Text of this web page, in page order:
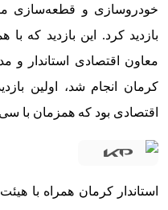
خودروسازی و قطعه‌سازی
بازدید کرد. این بازدید که
معاون اقتصادی استاندار و
کرمان انجام شد، اولین
اقتصادی بود که همزمان با
استاندار کرمان همراه با